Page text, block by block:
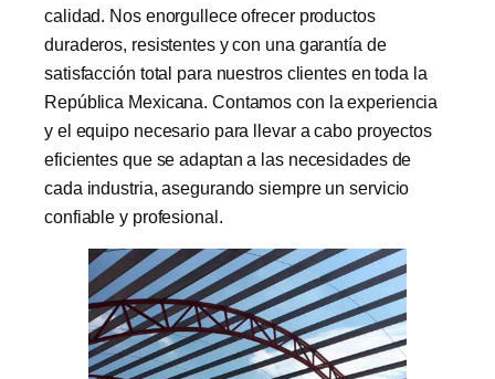
calidad. Nos enorgullece ofrecer productos
duraderos, resistentes y con una garantía de
satisfacción total para nuestros clientes en toda la
República Mexicana. Contamos con la experiencia
y el equipo necesario para llevar a cabo proyectos
eficientes que se adaptan a las necesidades de
cada industria, asegurando siempre un servicio
confiable y profesional.